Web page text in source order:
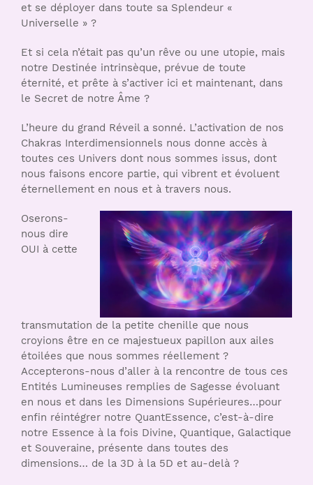
et se déployer dans toute sa Splendeur «
Universelle » ?
Et si cela n’était pas qu’un rêve ou une utopie, mais
notre Destinée intrinsèque, prévue de toute
éternité, et prête à s’activer ici et maintenant, dans
le Secret de notre Âme ?
L’heure du grand Réveil a sonné. L’activation de nos
Chakras Interdimensionnels nous donne accès à
toutes ces Univers dont nous sommes issus, dont
nous faisons encore partie, qui vibrent et évoluent
éternellement en nous et à travers nous.
Oserons-
nous dire
OUI à cette
transmutation de la petite chenille que nous
croyions être en ce majestueux papillon aux ailes
étoilées que nous sommes réellement ?
Accepterons-nous d’aller à la rencontre de tous ces
Entités Lumineuses remplies de Sagesse évoluant
en nous et dans les Dimensions Supérieures…pour
enfin réintégrer notre QuantEssence, c’est-à-dire
notre Essence à la fois Divine, Quantique, Galactique
et Souveraine, présente dans toutes des
dimensions… de la 3D à la 5D et au-delà ?